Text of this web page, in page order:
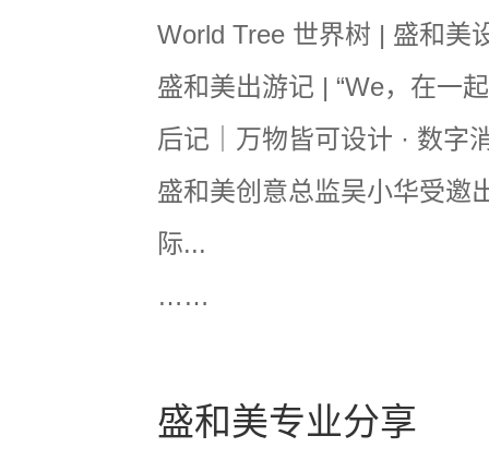
World Tree 世界树 | 盛和美
盛和美出游记 | “We，在一
后记｜万物皆可设计 · 数字
盛和美创意总监吴小华受邀
际...
……
盛和美专业分享